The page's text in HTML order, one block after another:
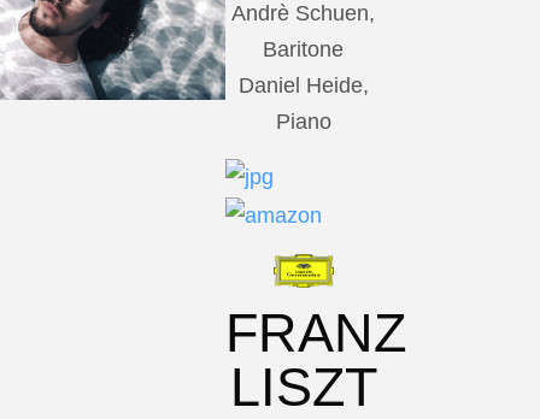
Andrè Schuen,
Baritone
Daniel Heide,
Piano
FRANZ
LISZT